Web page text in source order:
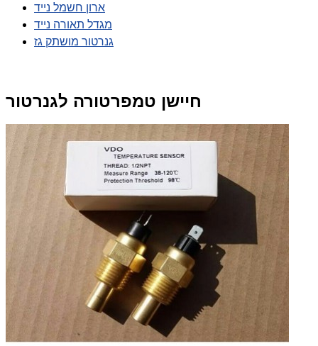
ארון חשמל נייד
מגדל תאורה נייד
גנרטור מושתק גז
חיישן טמפרטורה לגנרטור